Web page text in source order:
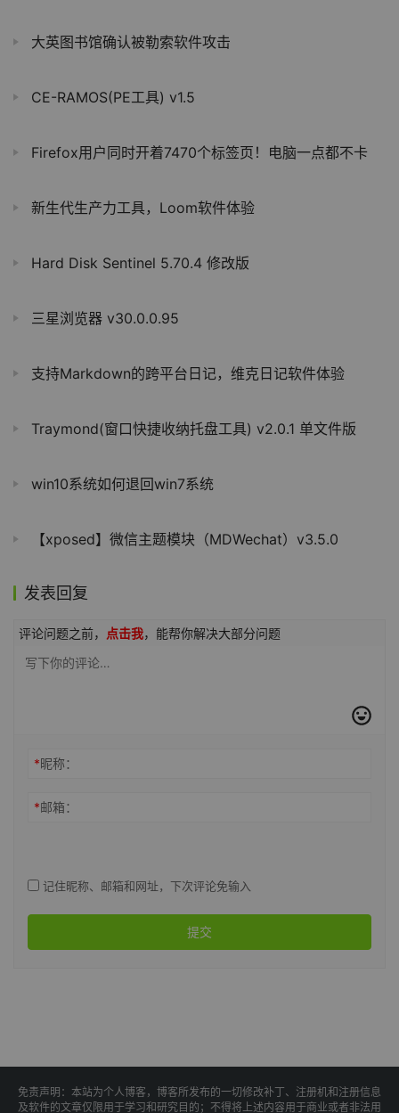
大英图书馆确认被勒索软件攻击
CE-RAMOS(PE工具) v1.5
Firefox用户同时开着7470个标签页！电脑一点都不卡
新生代生产力工具，Loom软件体验
Hard Disk Sentinel 5.70.4 修改版
三星浏览器 v30.0.0.95
支持Markdown的跨平台日记，维克日记软件体验
Traymond(窗口快捷收纳托盘工具) v2.0.1 单文件版
win10系统如何退回win7系统
【xposed】微信主题模块（MDWechat）v3.5.0
发表回复
评论问题之前， 点击我，能帮你解决大部分问题
*昵称：
*邮箱：
记住昵称、邮箱和网址，下次评论免输入
提交
免责声明：本站为个人博客，博客所发布的一切修改补丁、注册机和注册信息
及软件的文章仅限用于学习和研究目的；不得将上述内容用于商业或者非法用